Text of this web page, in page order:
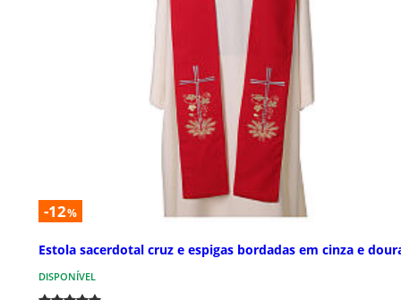
-12%
Estola sacerdotal cruz e espigas bordadas em cinza e
DISPONÍVEL